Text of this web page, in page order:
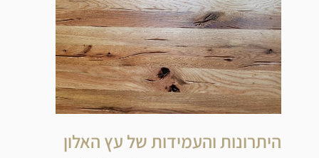
היתרונות והעמידות של עץ האלון